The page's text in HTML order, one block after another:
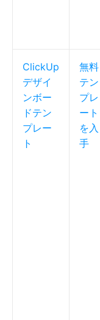
ClickUp
デザイ
ンボー
ドテン
プレー
ト
無料
テン
プレ
ート
を入
手